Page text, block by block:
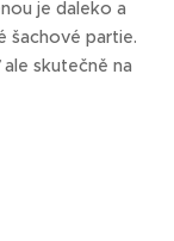
je daleko a
šachové partie.
skutečně na